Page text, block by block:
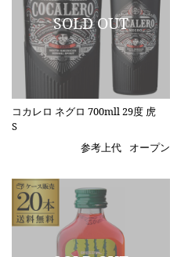
コカレロ ネグロ 700mll 29度 虎
S
参考上代
オープン